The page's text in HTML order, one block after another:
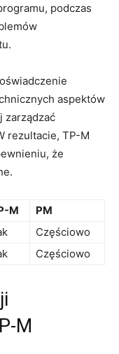
podczas
aspektów
zarządzać
rezultacie, TP-M
że⁣
M
PM
Częściowo
Częściowo
M